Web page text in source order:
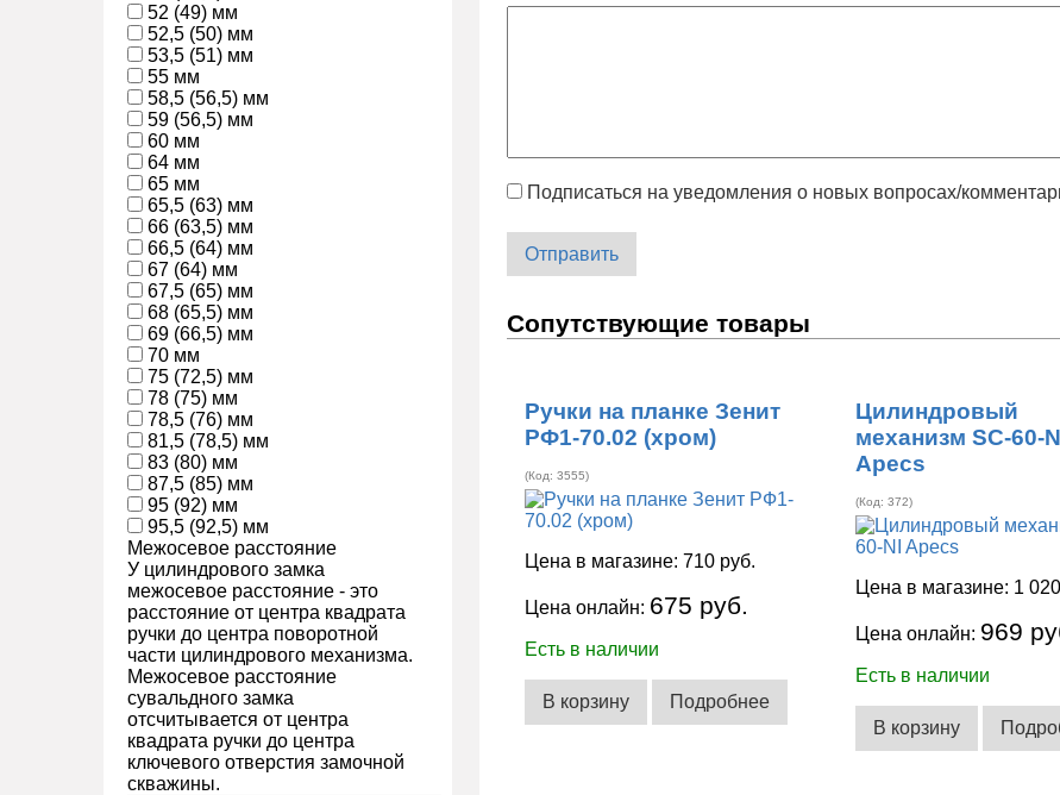
52 (49) мм
52,5 (50) мм
53,5 (51) мм
55 мм
58,5 (56,5) мм
59 (56,5) мм
60 мм
64 мм
65 мм
65,5 (63) мм
66 (63,5) мм
66,5 (64) мм
67 (64) мм
67,5 (65) мм
68 (65,5) мм
69 (66,5) мм
70 мм
75 (72,5) мм
78 (75) мм
78,5 (76) мм
81,5 (78,5) мм
83 (80) мм
87,5 (85) мм
95 (92) мм
95,5 (92,5) мм
Межосевое расстояние
У цилиндрового замка
межосевое расстояние - это
расстояние от центра квадрата
ручки до центра поворотной
части цилиндрового механизма.
Межосевое расстояние
сувальдного замка
отсчитывается от центра
квадрата ручки до центра
ключевого отверстия замочной
скважины.
Подписаться на уведомления о новых вопросах/
Отправить
Сопутствующие товары
Ручки на планке Зенит
РФ1-70.02 (хром)
(Код: 3555)
Цена в магазине: 710 руб.
Цена онлайн: 675 руб.
Есть в наличии
В корзину Подробнее
Цилиндровый
механизм SC-60-
Apecs
(Код:372)
Цена в магазине: 1
Цена онлайн: 969
Есть в наличии
В корзину